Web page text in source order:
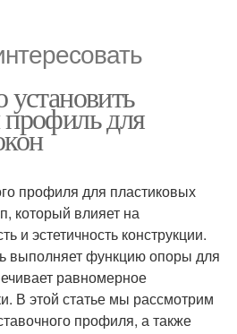
для
профиля для пластиковых
который влияет на
и эстетичность конструкции.
выполняет функцию опоры для
равномерное
В этой статье мы рассмотрим
профиля, а также